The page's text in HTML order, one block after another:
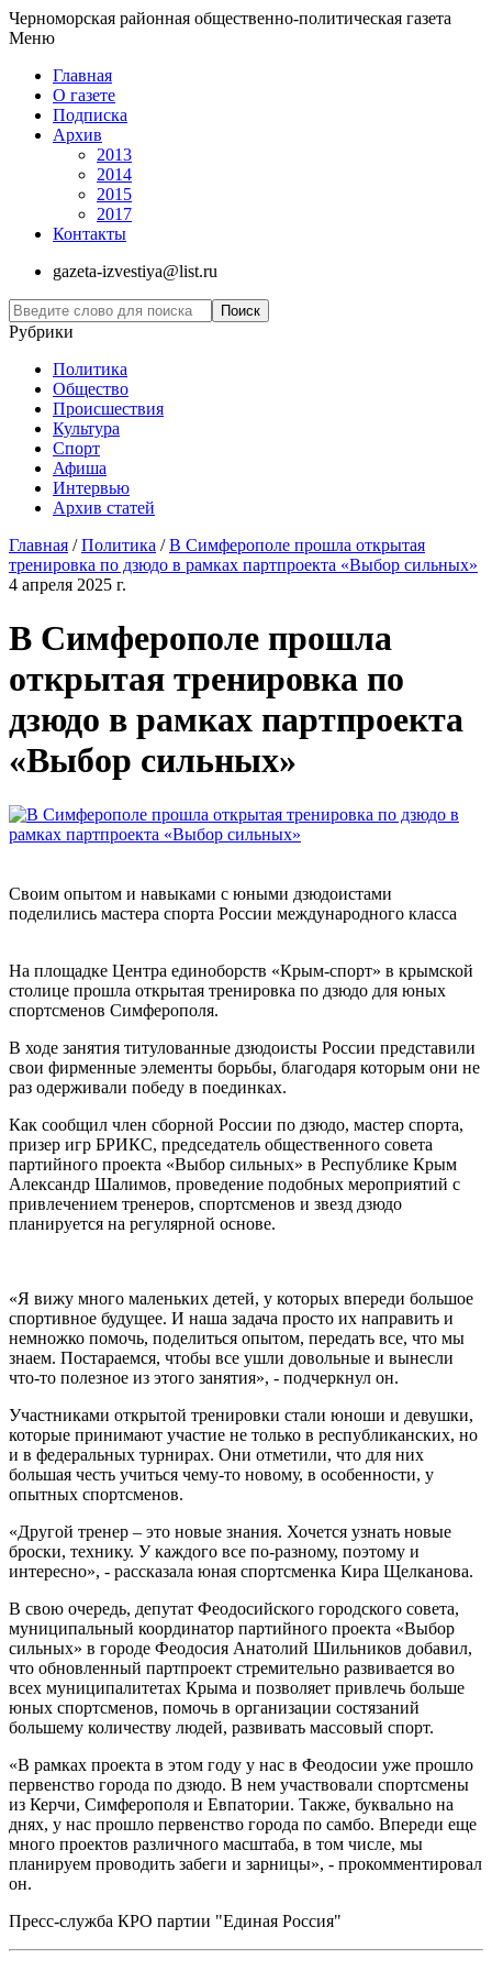
Черноморская районная общественно-политическая газета
Меню
Главная
О газете
Подписка
Архив
2013
2014
2015
2017
Контакты
gazeta-izvestiya@list.ru
Рубрики
Политика
Общество
Проиcшествия
Культура
Спорт
Афиша
Интервью
Архив статей
Главная /Политика /В Симферополе прошла открытая
тренировка по дзюдо в рамках партпроекта «Выбор сильных»
4 апреля 2025 г.
В Симферополе прошла
открытая тренировка по
дзюдо в рамках партпроекта
«Выбор сильных»
Своим опытом и навыками с юными дзюдоистами
поделились мастера спорта России международного класса
На площадке Центра единоборств «Крым-спорт» в крымской
столице прошла открытая тренировка по дзюдо для юных
спортсменов Симферополя.
В ходе занятия титулованные дзюдоисты России представили
свои фирменные элементы борьбы, благодаря которым они не
раз одерживали победу в поединках.
Как сообщил член сборной России по дзюдо, мастер спорта,
призер игр БРИКС, председатель общественного совета
партийного проекта «Выбор сильных» в Республике Крым
Александр Шалимов, проведение подобных мероприятий с
привлечением тренеров, спортсменов и звезд дзюдо
планируется на регулярной основе.
«Я вижу много маленьких детей, у которых впереди большое
спортивное будущее. И наша задача просто их направить и
немножко помочь, поделиться опытом, передать все, что мы
знаем. Постараемся, чтобы все ушли довольные и вынесли
что-то полезное из этого занятия», - подчеркнул он.
Участниками открытой тренировки стали юноши и девушки,
которые принимают участие не только в республиканских, но
и в федеральных турнирах. Они отметили, что для них
большая честь учиться чему-то новому, в особенности, у
опытных спортсменов.
«Другой тренер – это новые знания. Хочется узнать новые
броски, технику. У каждого все по-разному, поэтому и
интересно», - рассказала юная спортсменка Кира Щелканова.
В свою очередь, депутат Феодосийского городского совета,
муниципальный координатор партийного проекта «Выбор
сильных» в городе Феодосия Анатолий Шильников добавил,
что обновленный партпроект стремительно развивается во
всех муниципалитетах Крыма и позволяет привлечь больше
юных спортсменов, помочь в организации состязаний
большему количеству людей, развивать массовый спорт.
«В рамках проекта в этом году у нас в Феодосии уже прошло
первенство города по дзюдо. В нем участвовали спортсмены
из Керчи, Симферополя и Евпатории. Также, буквально на
днях, у нас прошло первенство города по самбо. Впереди еще
много проектов различного масштаба, в том числе, мы
планируем проводить забеги и зарницы», - прокомментировал
он.
Пресс-служба КРО партии "Единая Россия"